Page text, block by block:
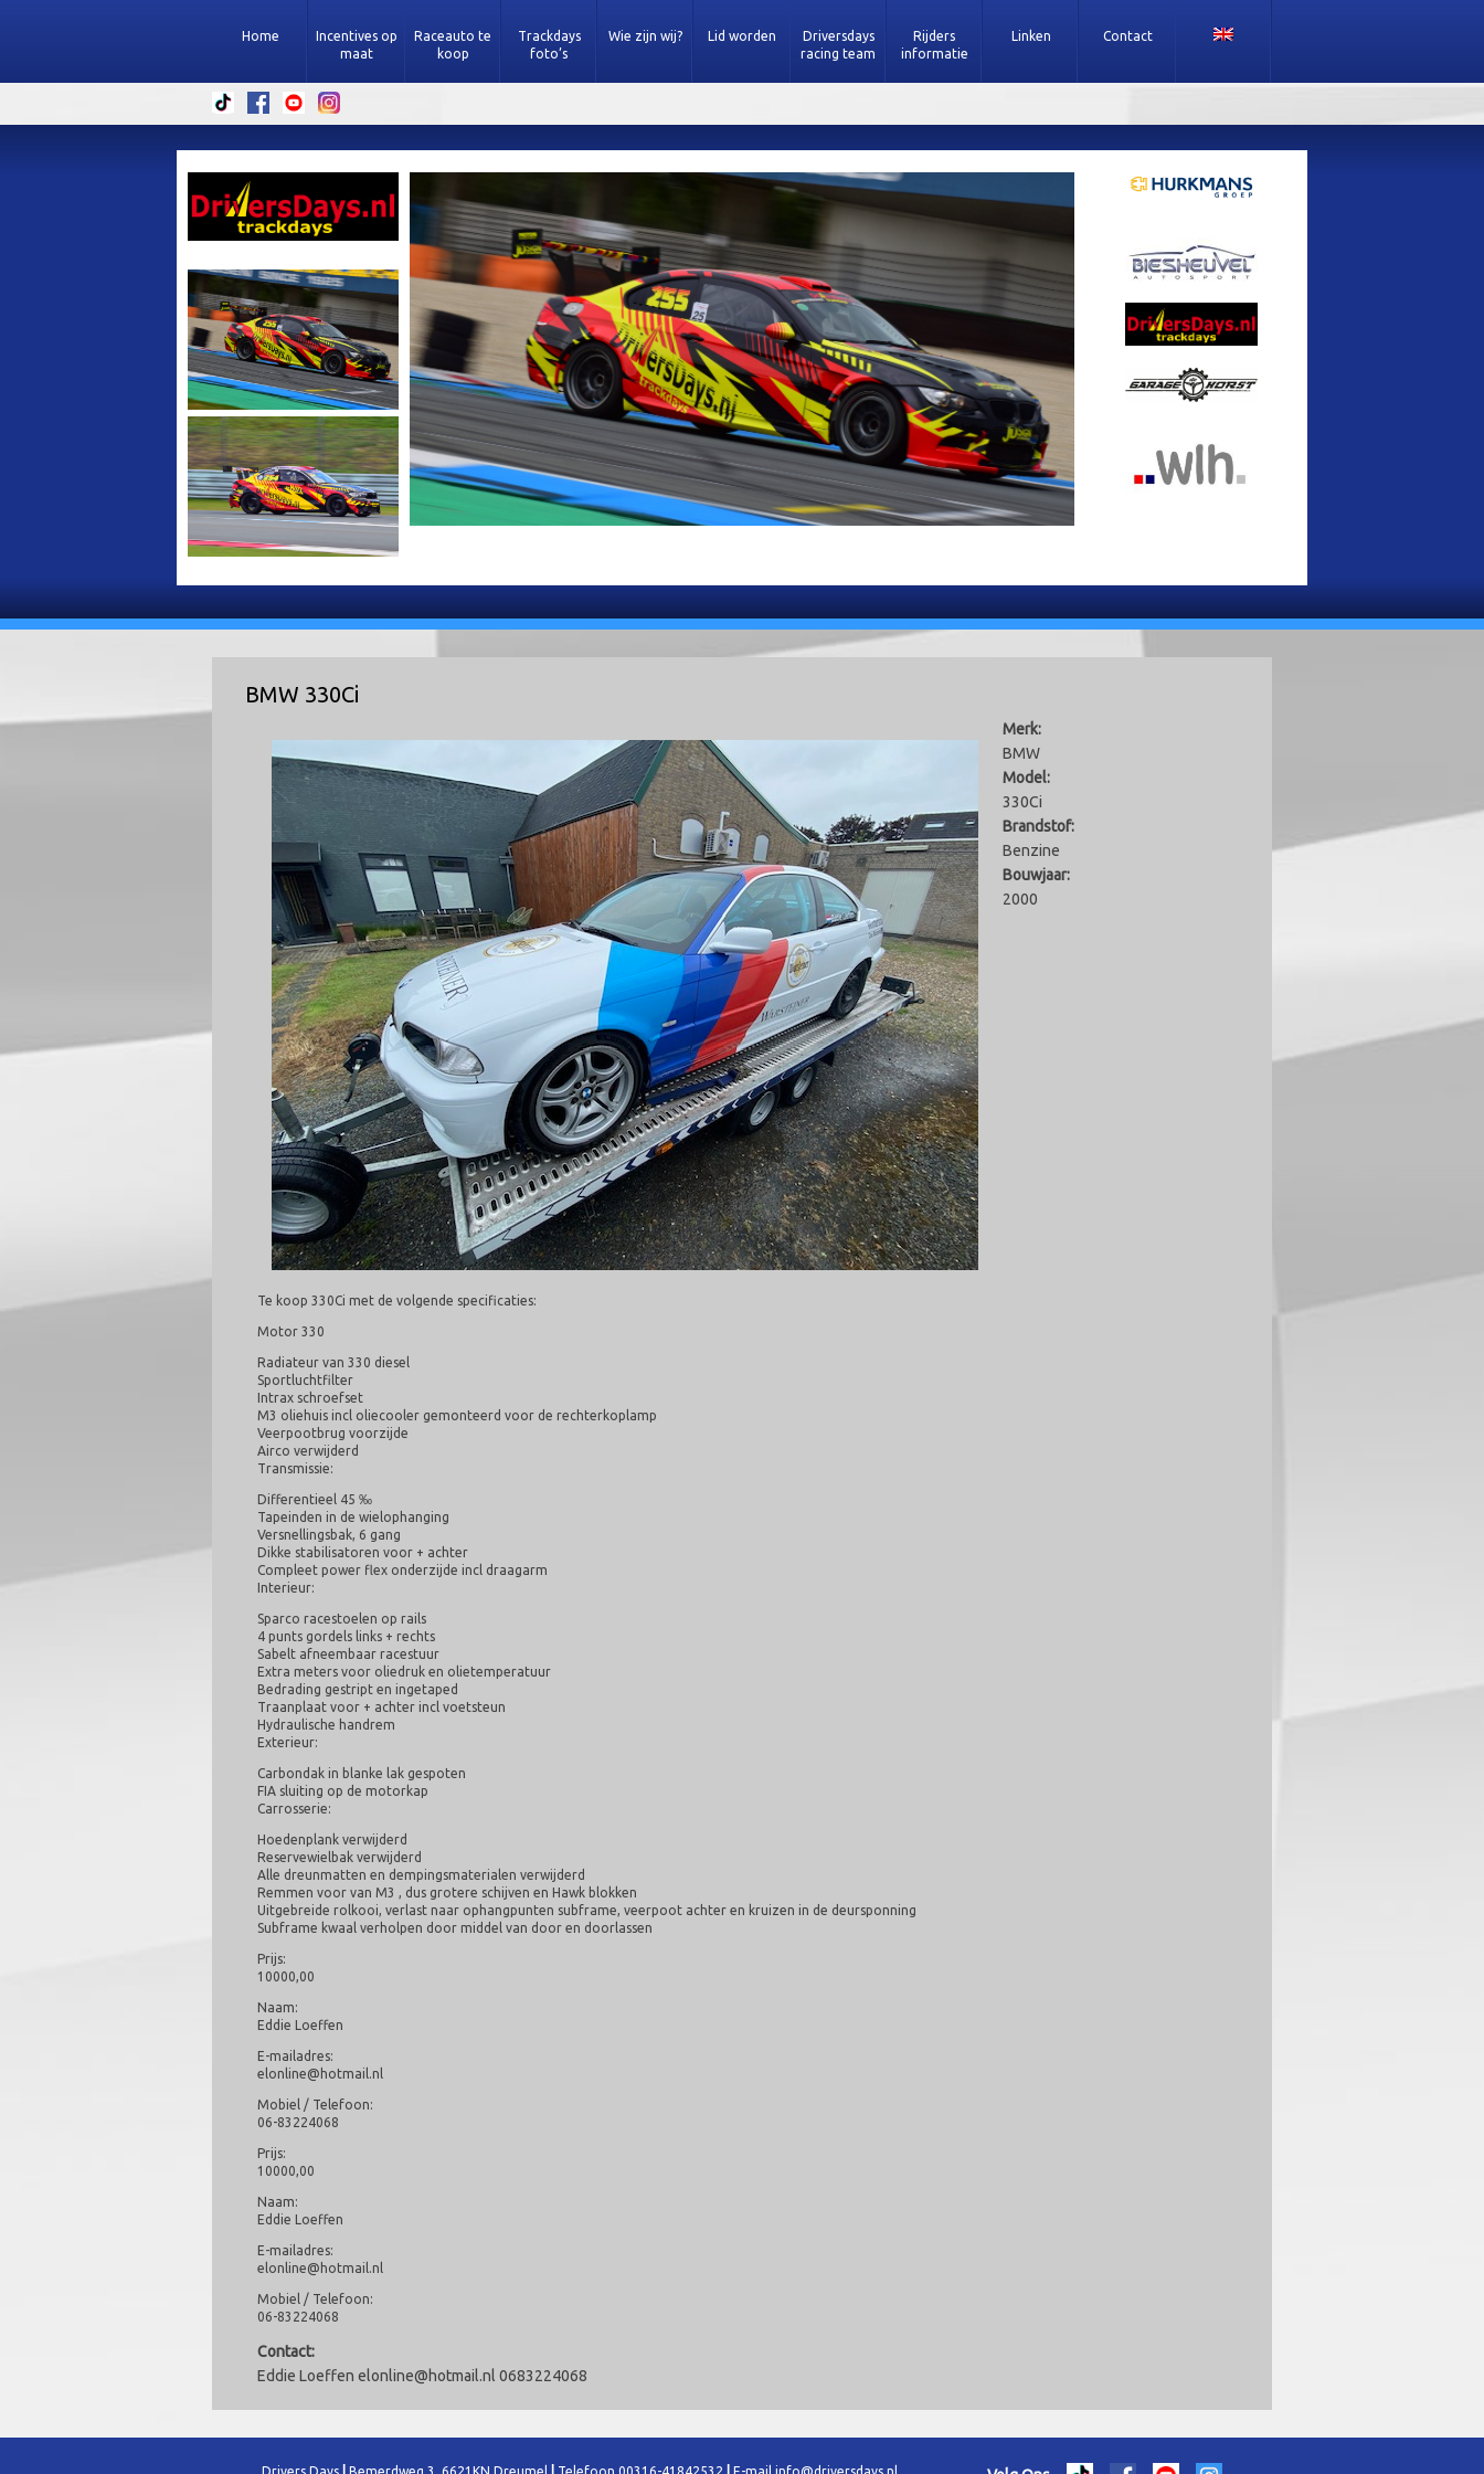
Home
Incentives op
maat
Raceauto te
koop
Trackdays
foto’s
Wie zijn wij? Lid worden
Driversdays
racing team
Rijders
informatie
Linken Contact
BMW 330Ci
Te koop 330Ci met de volgende specificaties:
Motor 330
Radiateur van 330 diesel
Sportluchtfilter
Intrax schroefset
M3 oliehuis incl oliecooler gemonteerd voor de rechterkoplamp
Veerpootbrug voorzijde
Airco verwijderd
Transmissie:
Differentieel 45 ‰
Tapeinden in de wielophanging
Versnellingsbak, 6 gang
Dikke stabilisatoren voor + achter
Compleet power flex onderzijde incl draagarm
Interieur:
Sparco racestoelen op rails
4 punts gordels links + rechts
Sabelt afneembaar racestuur
Extra meters voor oliedruk en olietemperatuur
Bedrading gestript en ingetaped
Traanplaat voor + achter incl voetsteun
Hydraulische handrem
Exterieur:
Carbondak in blanke lak gespoten
FIA sluiting op de motorkap
Carrosserie:
Hoedenplank verwijderd
Reservewielbak verwijderd
Alle dreunmatten en dempingsmaterialen verwijderd
Remmen voor van M3 , dus grotere schijven en Hawk blokken
Uitgebreide rolkooi, verlast naar ophangpunten subframe, veerpoot achter en kruizen in de deursponning
Subframe kwaal verholpen door middel van door en doorlassen
Prijs:
10000,00
Naam:
Eddie Loeffen
E-mailadres:
elonline@hotmail.nl
Mobiel / Telefoon:
06-83224068
Prijs:
10000,00
Naam:
Eddie Loeffen
E-mailadres:
elonline@hotmail.nl
Mobiel / Telefoon:
06-83224068
Contact:
Eddie Loeffen elonline@hotmail.nl 0683224068
Merk:
BMW
Model:
330Ci
Brandstof:
Benzine
Bouwjaar:
2000